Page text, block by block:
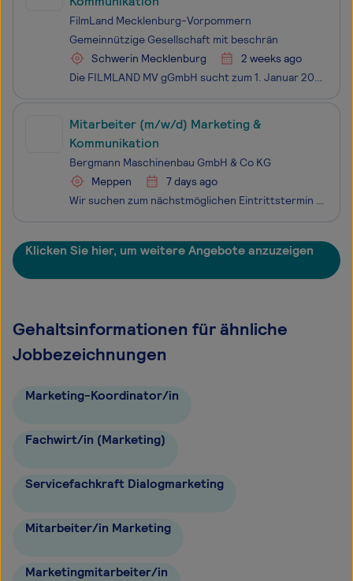
FilmLand Mecklenburg-Vorpommern
Gemeinnützige Gesellschaft mit beschrän
Schwerin Mecklenburg
2 weeks ago
Die FILMLAND MV gGmbH sucht zum 1. Januar 2027 eine/n Projektmanager*in für Marke­ting und Kommunikation in Vollzeit, befristet bis 30. Juni 2027. Bei Interesse und Eignung ist die Weiterführung des Beschäftigungsverhältnisses als Leiter*in Marketing und Kommunikation ab 1. Juli 2027 in Vollzeit, u
Mitarbeiter (m/w/d) Marketing &
Kommunikation
Bergmann Maschinenbau GmbH & Co KG
Meppen
7 days ago
Wir suchen zum nächstmöglichen Eintrittstermin einen Schwerpunkt: Online-Marketing, ab 25 Wochenstunden Werde Bergmann Auf Baustellen weltweit begeistern unsere Dumper mit hoher Transportleistung, exzellentem Fahrkomfort und maximaler Sicherheit. Entwickelt und gefertigt werden sie in Meppen. Von en
Klicken Sie hier, um weitere Angebote anzuzeigen
Gehaltsinformationen für ähnliche
Jobbezeichnungen
Marketing-Koordinator/in
Fachwirt/in (Marketing)
Servicefachkraft Dialogmarketing
Mitarbeiter/in Marketing
Marketingmitarbeiter/in